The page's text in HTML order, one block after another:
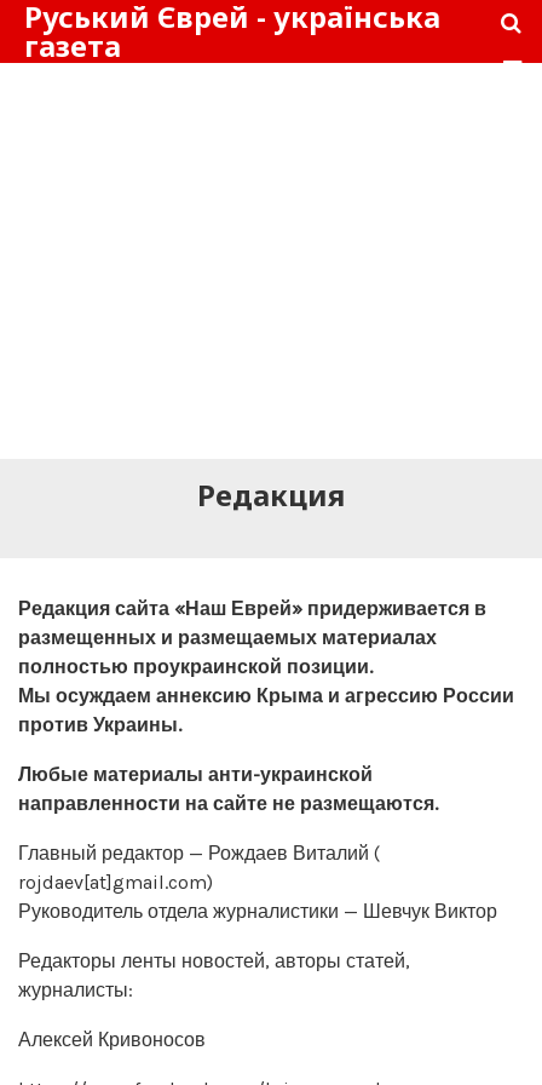
Руський Єврей - українська
газета
Редакция
Редакция сайта «Наш Еврей» придерживается в
размещенных и размещаемых материалах
полностью проукраинской позиции.
Мы осуждаем аннексию Крыма и агрессию России
против Украины.
Любые материалы анти-украинской
направленности на сайте не размещаются.
Главный редактор — Рождаев Виталий (
rojdaev[at]gmail.com)
Руководитель отдела журналистики — Шевчук Виктор
Редакторы ленты новостей, авторы статей,
журналисты:
Алексей Кривоносов